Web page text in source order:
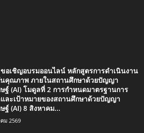
อเชิญอบรมออนไลน์ หลักสูตรการดำเนินงาน
คุณภาพ ภายในสถานศึกษาด้วยปัญญา
ฐ์ (AI) โมดูลที่ 2 การกำหนดมาตรฐานการ
ละเป้าหมายของสถานศึกษาด้วยปัญญา
ฐ์ (AI) 8 สิงหาคม...
ม 2569